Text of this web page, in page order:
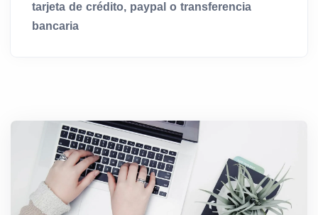
tarjeta de crédito, paypal o transferencia
bancaria